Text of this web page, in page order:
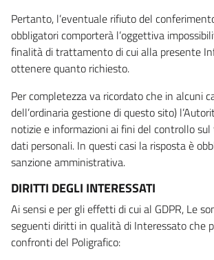
Pertanto, l’eventuale rifiuto del
obbligatori comporterà l’oggettiva
finalità di trattamento di cui alla presente
ottenere quanto richiesto.
Per completezza va ricordato che in alcuni
dell’ordinaria gestione di questo sito)
notizie e informazioni ai fini del controllo
dati personali. In questi casi la risposta è
sanzione amministrativa.
DIRITTI DEGLI INTERESSATI
Ai sensi e per gli effetti di cui al GDPR, Le
seguenti diritti in qualità di Interessato che
confronti del Poligrafico: